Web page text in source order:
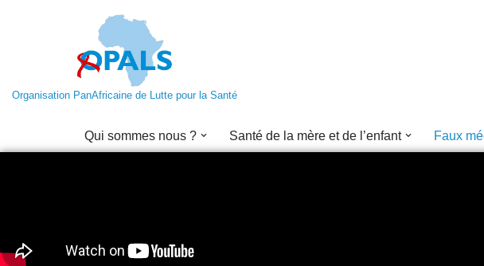
Organisation PanAfricaine de Lutte pour la Santé
Qui sommes nous ? Santé de la mère et de l’enfant Faux